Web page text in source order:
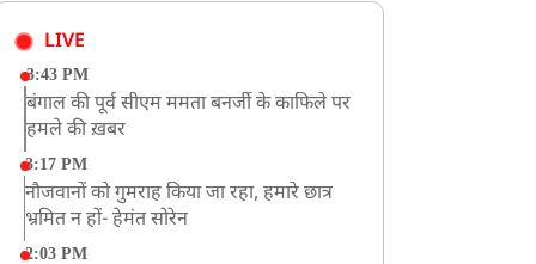
LIVE
3:43 PM
बंगाल की पूर्व सीएम ममता बनर्जी के काफिले पर
हमले की ख़बर
3:17 PM
नौजवानों को गुमराह किया जा रहा, हमारे छात्र
भ्रमित न हों- हेमंत सोरेन
2:03 PM